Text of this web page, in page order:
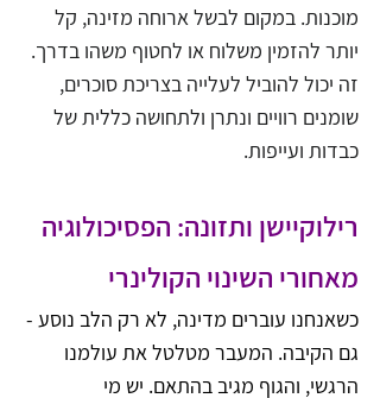
מוכנות. במקום לבשל ארוחה מזינה, קל
יותר להזמין משלוח או לחטוף משהו בדרך.
זה יכול להוביל לעלייה בצריכת סוכרים,
שומנים רוויים ונתרן ולתחושה כללית של
כבדות ועייפות.
רילוקיישן ותזונה: הפסיכולוגיה
מאחורי השינוי הקולינרי
כשאנחנו עוברים מדינה, לא רק הלב נוסע -
גם הקיבה. המעבר מטלטל את עולמנו
הרגשי, והגוף מגיב בהתאם. יש מי